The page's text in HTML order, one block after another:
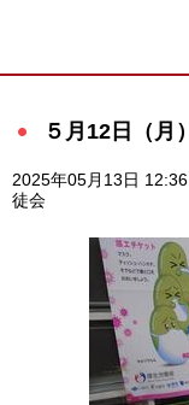
５月12日（月
2025年05月13日 12:36
徒会